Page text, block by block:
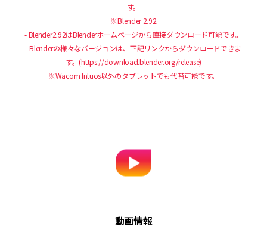
す。
※Blender 2.92
- Blender2.92はBlenderホームページから直接ダウンロード可能です。
- Blenderの様々なバージョンは、下記リンクからダウンロードできま
す。(https://download.blender.org/release)
※Wacom Intuos以外のタブレットでも代替可能です。
動画情報